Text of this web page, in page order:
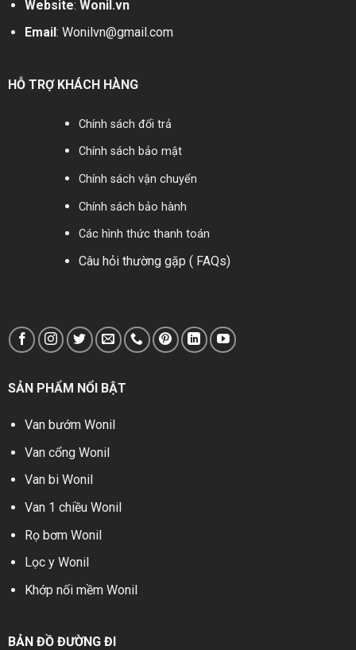
Website: Wonil.vn
Email : Wonilvn@gmail.com
HỖ TRỢ KHÁCH HÀNG
Chính sách đổi trả
Chính sách bảo mật
Chính sách vận chuyển
Chính sách bảo hành
Các hình thức thanh toán
Câu hỏi thường gặp ( FAQs)
SẢN PHẨM NỔI BẬT
Van bướm Wonil
Van cổng Wonil
Van bi Wonil
Van 1 chiều Wonil
Rọ bơm Wonil
Lọc y Wonil
Khớp nối mềm Wonil
BẢN ĐỒ ĐƯỜNG ĐI